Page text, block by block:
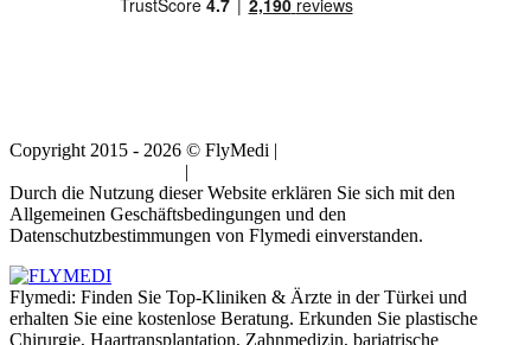
Copyright 2015 - 2026 © FlyMedi |
|
Durch die Nutzung dieser Website erklären Sie sich mit den
Allgemeinen Geschäftsbedingungen und den
Datenschutzbestimmungen von Flymedi einverstanden.
Flymedi: Finden Sie Top-Kliniken & Ärzte in der Türkei und
erhalten Sie eine kostenlose Beratung. Erkunden Sie plastische
Chirurgie, Haartransplantation, Zahnmedizin, bariatrische